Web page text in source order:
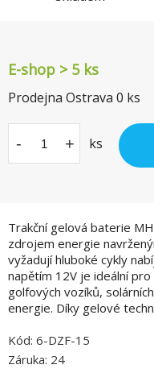
Trakční gelová baterie
zdrojem energie
vyžadují hluboké cykly
napětím 12V je ideální
golfových vozíků,
energie. Díky gelové
E-shop > 5 ks
Prodejna Ostrava 0 ks
- + ks
Kód: 6-DZF-15
Záruka: 24